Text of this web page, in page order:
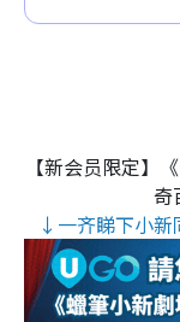
【新会员限定】
奇
↓一齐睇下小新